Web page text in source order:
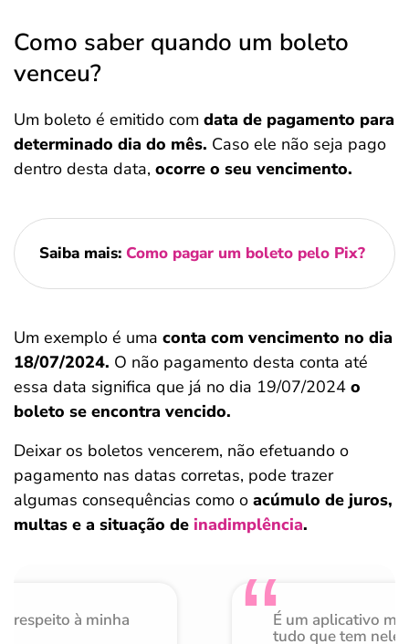
Como saber quando um boleto
venceu?
Um boleto é emitido com data de pagamento para
determinado dia do mês. Caso ele não seja pago
dentro desta data, ocorre o seu vencimento.
Saiba mais: Como pagar um boleto pelo Pix?
Um exemplo é uma conta com vencimento no dia
18/07/2024. O não pagamento desta conta até
essa data significa que já no dia 19/07/2024 o
boleto se encontra vencido.
Deixar os boletos vencerem, não efetuando o
pagamento nas datas corretas, pode trazer
algumas consequências como o acúmulo de juros,
multas e a situação de inadimplência.
respeito à minha É um aplicativo
tudo que tem nele